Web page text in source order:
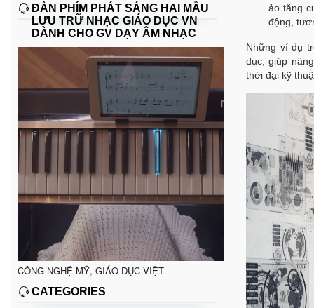
ĐÀN PHÍM PHÁT SÁNG HAI MẦU
LƯU TRỮ NHẠC GIÁO DỤC VN
DÀNH CHO GV DẠY ÂM NHẠC
CÔNG NGHỆ MỸ, GIÁO DỤC VIỆT
CATEGORIES
ảo tăng
động,
Những ví dụ
dục, giúp
thời đại kỹ